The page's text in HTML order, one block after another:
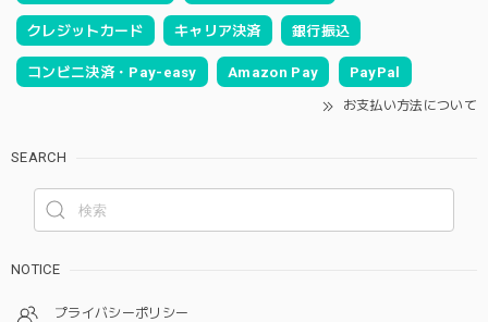
クレジットカード キャリア決済 銀行振込
コンビニ決済・Pay-easy Amazon Pay PayPal
お支払い方法について
SEARCH
NOTICE
プライバシーポリシー